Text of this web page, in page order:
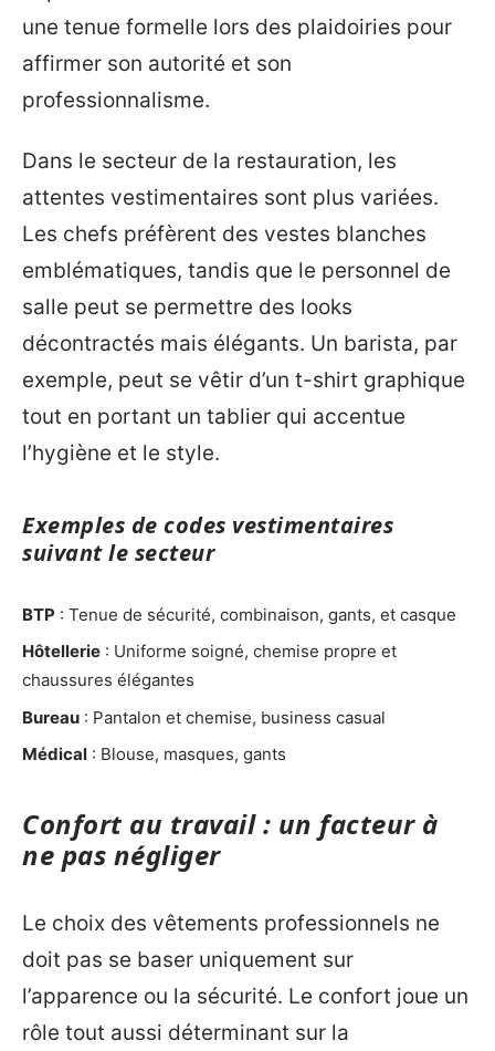
une tenue formelle lors des plaidoiries pour
affirmer son autorité et son
professionnalisme.
Dans le secteur de la restauration, les
attentes vestimentaires sont plus variées.
Les chefs préfèrent des vestes blanches
emblématiques, tandis que le personnel de
salle peut se permettre des looks
décontractés mais élégants. Un barista, par
exemple, peut se vêtir d’un t-shirt graphique
tout en portant un tablier qui accentue
l’hygiène et le style.
Exemples de codes vestimentaires
suivant le secteur
BTP : Tenue de sécurité, combinaison, gants, et casque
Hôtellerie : Uniforme soigné, chemise propre et
chaussures élégantes
Bureau : Pantalon et chemise, business casual
Médical : Blouse, masques, gants
Confort au travail : un facteur à
ne pas négliger
Le choix des vêtements professionnels ne
doit pas se baser uniquement sur
l’apparence ou la sécurité. Le confort joue un
rôle tout aussi déterminant sur la